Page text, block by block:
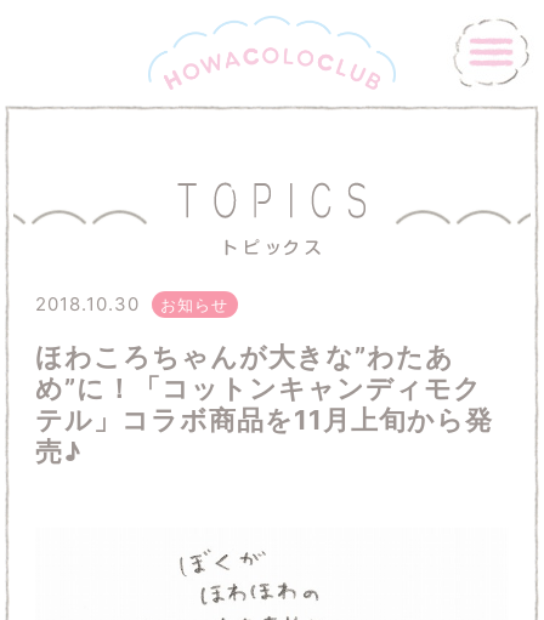
2018.10.30 お知らせ
ほわころちゃんが大きな”わたあ
め”に！「コットンキャンディモク
テル」コラボ商品を11月上旬から発
売♪